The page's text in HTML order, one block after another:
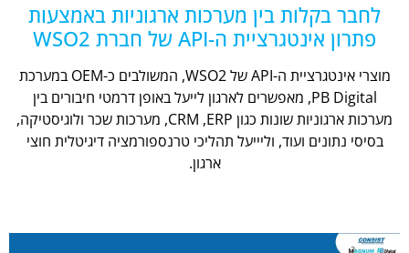
לחבר בקלות בין מערכות ארגוניות באמצעות
פתרון אינטגרציית ה-API של חברת WSO2
מוצרי אינטגרציית ה-API של WSO2, המשולבים כ-OEM במערכת
PB Digital, מאפשרים לארגון לייעל באופן דרמטי חיבורים בין
מערכות ארגוניות שונות כגון CRM ,ERP, מערכות שכר ולוגיסטיקה,
בסיסי נתונים ועוד, וליייעל תהליכי טרנספורמציה דיגיטלית חוצי
ארגון.